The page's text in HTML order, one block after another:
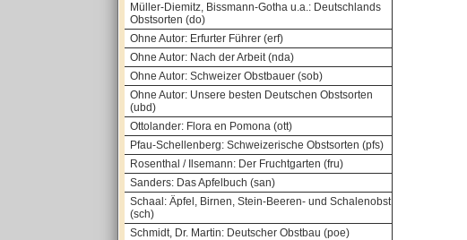
Müller-Diemitz, Bissmann-Gotha u.a.: Deutschlands
Obstsorten (do)
Ohne Autor: Erfurter Führer (erf)
Ohne Autor: Nach der Arbeit (nda)
Ohne Autor: Schweizer Obstbauer (sob)
Ohne Autor: Unsere besten Deutschen Obstsorten
(ubd)
Ottolander: Flora en Pomona (ott)
Pfau-Schellenberg: Schweizerische Obstsorten (pfs)
Rosenthal / Ilsemann: Der Fruchtgarten (fru)
Sanders: Das Apfelbuch (san)
Schaal: Äpfel, Birnen, Stein-Beeren- und Schalenobst
(sch)
Schmidt, Dr. Martin: Deutscher Obstbau (poe)